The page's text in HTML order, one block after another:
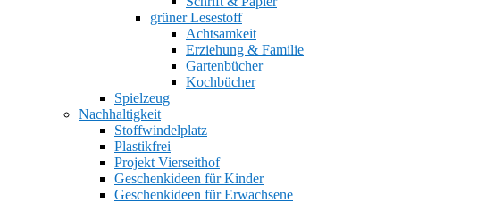
grüner Lesestoff
Achtsamkeit
Erziehung & Familie
Gartenbücher
Kochbücher
Spielzeug
Nachhaltigkeit
Stoffwindelplatz
Plastikfrei
Projekt Vierseithof
Geschenkideen für Kinder
Geschenkideen für Erwachsene